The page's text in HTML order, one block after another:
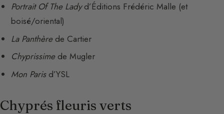
Portrait Of The Ladyd’Éditions Frédéric Malle (et
boisé/oriental)
La Panthèrede Cartier
Chyprissimede Mugler
Mon Parisd’YSL
Chyprés fleuris verts